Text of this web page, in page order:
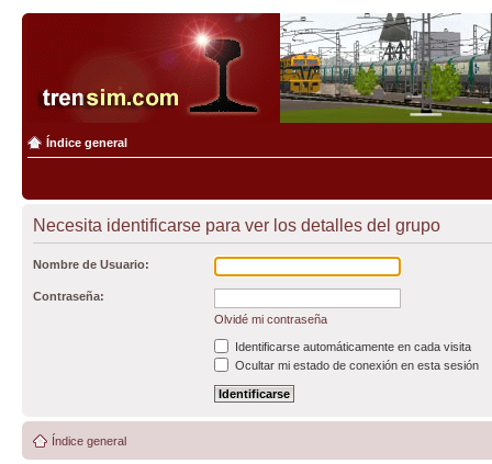
Índice general
Necesita identificarse para ver los detalles del grupo
Nombre de Usuario:
Contraseña:
Olvidé mi contraseña
Identificarse automáticamente en cada visita
Ocultar mi estado de conexión en esta sesión
Índice general